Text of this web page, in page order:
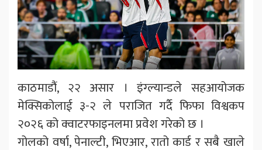
काठमाडौंं, २२ असार । इंग्ल्यान्डले सहआयोजक
मेक्सिकोलाई ३-२ ले पराजित गर्दै फिफा विश्वकप
२०२६ को क्वाटरफाइनलमा प्रवेश गरेको छ ।
गोलको वर्षा, पेनाल्टी, भिएआर, रातो कार्ड र सबै खाले